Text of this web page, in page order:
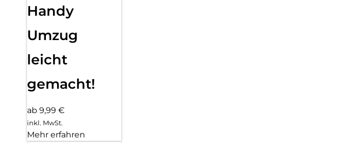
Handy
Umzug
leicht
gemacht!
ab 9,99 €
inkl. MwSt.
Mehr erfahren